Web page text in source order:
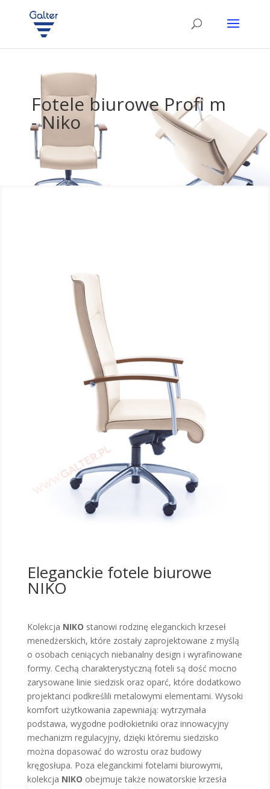
Fotele biurowe Profi m
- Niko
Eleganckie fotele biurowe
NIKO
Kolekcja NIKO stanowi rodzinę eleganckich krzeseł
menedżerskich, które zostały zaprojektowane z myślą
o osobach ceniących niebanalny design i wyrafinowane
formy. Cechą charakterystyczną foteli są dość mocno
zarysowane linie siedzisk oraz oparć, które dodatkowo
projektanci podkreślili metalowymi elementami. Wysoki
komfort użytkowania zapewniają: wytrzymała
podstawa, wygodne podłokietniki oraz innowacyjny
mechanizm regulacyjny, dzięki któremu siedzisko
można dopasować do wzrostu oraz budowy
kręgosłupa. Poza eleganckimi fotelami biurowymi,
kolekcja NIKO obejmuje także nowatorskie krzesła